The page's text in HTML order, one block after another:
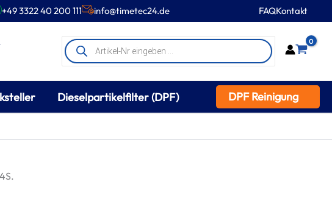
+49 3322 40 200 111 info@timetec24.de FAQKontakt
Products
search
0
Dieselpartikelfilter (DPF) DPF Reinigung